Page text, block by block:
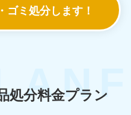
ゴミ処分します！
処分料金プラン